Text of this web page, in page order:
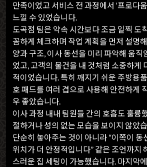
만족이었고 서비스 전 과정에서 ‘프로다움
느낄 수 있었습니다.
도곡점 팀은 약속 시간보다 조금 일찍 도
꼼하게 체크하며 작업 계획을 먼저 설명
양과 구조, 이사 동선을 미리 파악해 움직
었고, 고객의 물건을 내 것처럼 소중하게
적이었습니다. 특히 깨지기 쉬운 주방용
호 패드를 여러 겹으로 사용해 안전하게
우 좋았습니다.
이사 과정 내내 팀원들 간의 호흡도 훌륭
절하거나 성의 없는 모습을 보이지 않았
단순히 놓아주는 것이 아니라 “이쪽이 동
위치가 더 안정적입니다” 같은 조언까지
스러운 집 세팅이 가능했습니다. 마지막